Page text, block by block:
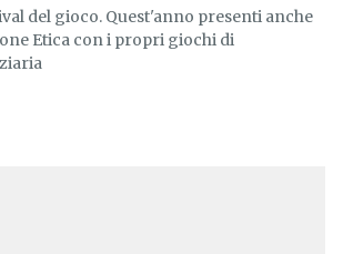
del gioco. Quest'anno presenti anche
Etica con i propri giochi di